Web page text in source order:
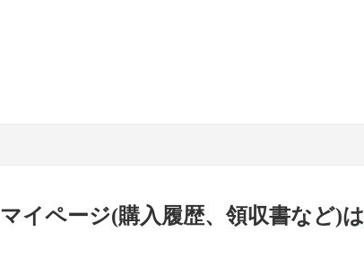
マイページ(購入履歴、領収書など)は